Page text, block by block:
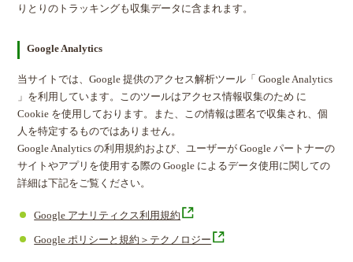
りとりのトラッキングも収集データに含まれます。
Google Analytics
当サイトでは、Google 提供のアクセス解析ツール「 Google Analytics
」を利用しています。このツールはアクセス情報収集のため に
Cookie を使用しております。また、この情報は匿名で収集され、個
人を特定するものではありません。
Google Analytics の利用規約および、ユーザーが Google パートナーの
サイトやアプリを使用する際の Google によるデータ使用に関しての
詳細は下記をご覧ください。
Google アナリティクス利用規約
Google ポリシーと規約＞テクノロジー